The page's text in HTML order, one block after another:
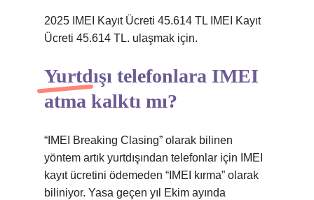
2025 IMEI Kayıt Ücreti 45.614 TL IMEI Kayıt
Ücreti 45.614 TL. ulaşmak için.
Yurtdışı telefonlara IMEI
atma kalktı mı?
“IMEI Breaking Clasing” olarak bilinen
yöntem artık yurtdışından telefonlar için IMEI
kayıt ücretini ödemeden “IMEI kırma” olarak
biliniyor. Yasa geçen yıl Ekim ayında